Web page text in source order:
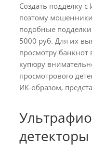
Создать подделку
поэтому
подобные
5000 руб. Для их
просмотру
купюру
просмотрового
ИК-образом,